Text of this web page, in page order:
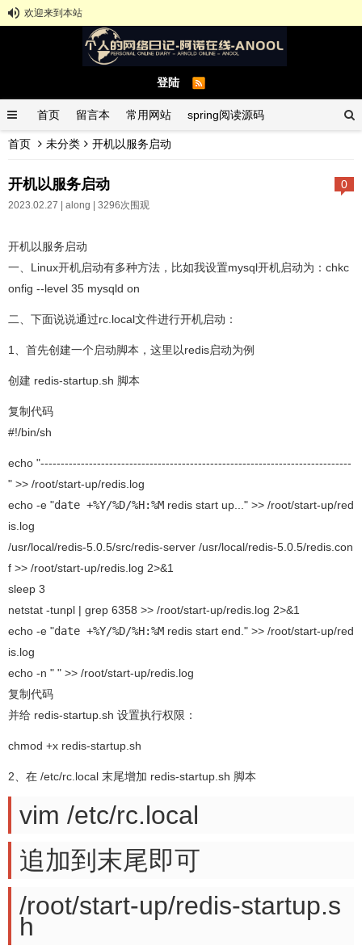
欢迎来到本站
登陆
首页 留言本 常用网站 spring阅读源码
spring示例demo GitHub中文排行榜
首页 未分类 开机以服务启动
0
开机以服务启动
2023.02.27 | along | 3296次围观
开机以服务启动
一、Linux开机启动有多种方法，比如我设置mysql开机启动为：chkc
onfig --level 35 mysqld on
二、下面说说通过rc.local文件进行开机启动：
1、首先创建一个启动脚本，这里以redis启动为例
创建 redis-startup.sh 脚本
复制代码
#!/bin/sh
echo "-----------------------------------------------------------------------------
" >> /root/start-up/redis.log
echo -e "date +%Y/%D/%H:%M redis start up..." >> /root/start-up/red
is.log
/usr/local/redis-5.0.5/src/redis-server /usr/local/redis-5.0.5/redis.con
f >> /root/start-up/redis.log 2>&1
sleep 3
netstat -tunpl | grep 6358 >> /root/start-up/redis.log 2>&1
echo -e "date +%Y/%D/%H:%M redis start end." >> /root/start-up/red
is.log
echo -n " " >> /root/start-up/redis.log
复制代码
并给 redis-startup.sh 设置执行权限：
chmod +x redis-startup.sh
2、在 /etc/rc.local 末尾增加 redis-startup.sh 脚本
vim /etc/rc.local
追加到末尾即可
/root/start-up/redis-startup.s
h